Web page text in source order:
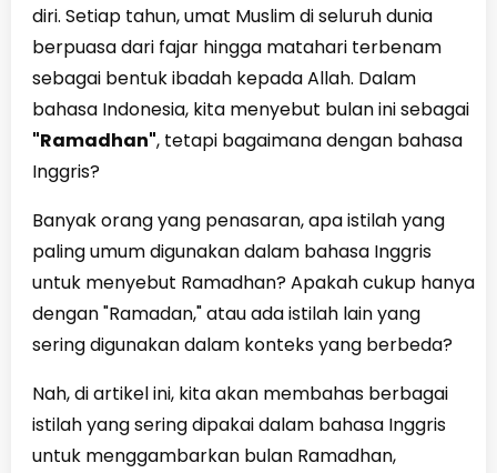
diri. Setiap tahun, umat Muslim di seluruh dunia
berpuasa dari fajar hingga matahari terbenam
sebagai bentuk ibadah kepada Allah. Dalam
bahasa Indonesia, kita menyebut bulan ini sebagai
"Ramadhan", tetapi bagaimana dengan bahasa
Inggris?
Banyak orang yang penasaran, apa istilah yang
paling umum digunakan dalam bahasa Inggris
untuk menyebut Ramadhan? Apakah cukup hanya
dengan "Ramadan," atau ada istilah lain yang
sering digunakan dalam konteks yang berbeda?
Nah, di artikel ini, kita akan membahas berbagai
istilah yang sering dipakai dalam bahasa Inggris
untuk menggambarkan bulan Ramadhan,